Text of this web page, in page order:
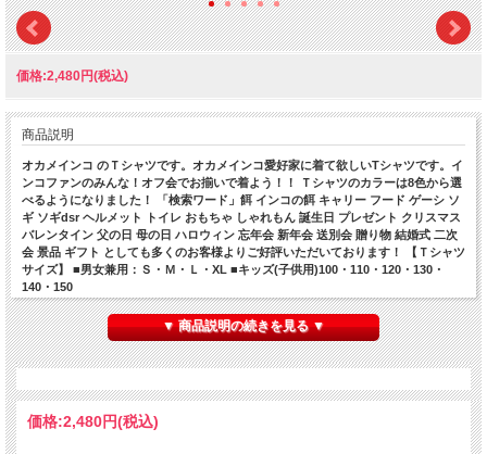
価格:2,480円(税込)
商品説明
オカメインコ のＴシャツです。オカメインコ愛好家に着て欲しいTシャツです。イ
ンコファンのみんな！オフ会でお揃いで着よう！！ Ｔシャツのカラーは8色から選
べるようになりました！ 「検索ワード」餌 インコの餌 キャリー フード ゲーシ ソ
ギ ソギdsr ヘルメット トイレ おもちゃ しゃれもん 誕生日 プレゼント クリスマス
バレンタイン 父の日 母の日 ハロウィン 忘年会 新年会 送別会 贈り物 結婚式 二次
会 景品 ギフト としても多くのお客様よりご好評いただいております！ 【Ｔシャツ
サイズ】 ■男女兼用：Ｓ・Ｍ・Ｌ・XL ■キッズ(子供用)100・110・120・130・
140・150
▼ 商品説明の続きを見る ▼
価格:2,480円(税込)